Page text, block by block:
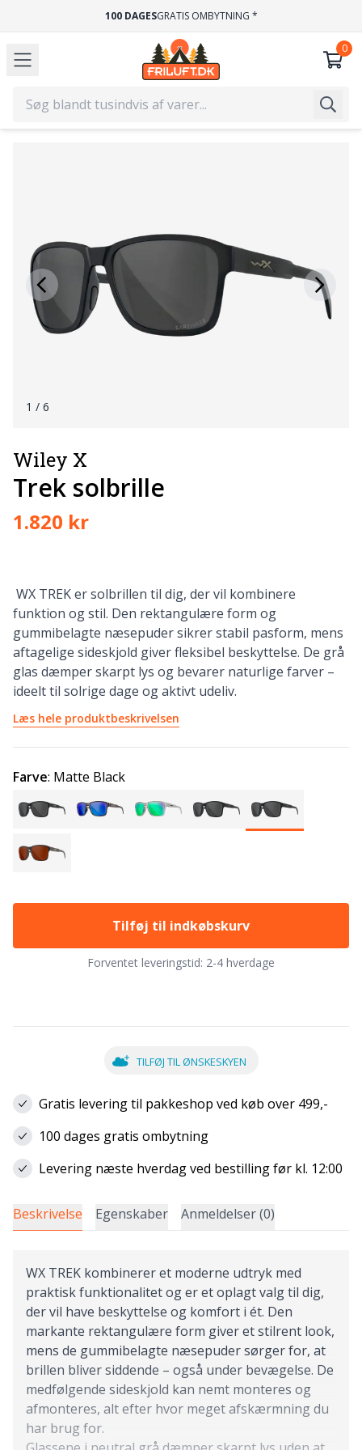
100 DAGESGRATIS OMBYTNING *
1 / 6
Wiley X
Trek solbrille
1.820 kr
WX TREK er solbrillen til dig, der vil kombinere
funktion og stil. Den rektangulære form og
gummibelagte næsepuder sikrer stabil pasform, mens
aftagelige sideskjold giver fleksibel beskyttelse. De grå
glas dæmper skarpt lys og bevarer naturlige farver –
ideelt til solrige dage og aktivt udeliv.
Læs hele produktbeskrivelsen
Farve: Matte Black
Tilføj til indkøbskurv
Forventet leveringstid: 2-4 hverdage
TILFØJ TIL ØNSKESKYEN
Gratis levering til pakkeshop ved køb over 499,-
100 dages gratis ombytning
Levering næste hverdag ved bestilling før kl. 12:00
Beskrivelse Egenskaber Anmeldelser (0)
WX TREK kombinerer et moderne udtryk med
praktisk funktionalitet og er et oplagt valg til dig,
der vil have beskyttelse og komfort i ét. Den
markante rektangulære form giver et stilrent look,
mens de gummibelagte næsepuder sørger for, at
brillen bliver siddende – også under bevægelse. De
medfølgende sideskjold kan nemt monteres og
afmonteres, alt efter hvor meget afskærmning du
har brug for.